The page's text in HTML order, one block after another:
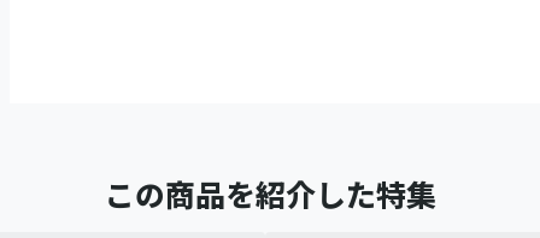
この商品を紹介した特集